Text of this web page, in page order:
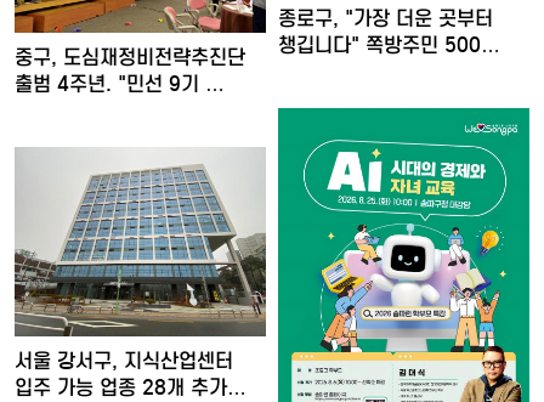
종로구, "가장 더운 곳부터
챙깁니다" 쪽방주민 500…
중구, 도심재정비전략추진단
출범 4주년. "민선 9기 …
서울 강서구, 지식산업센터
입주 가능 업종 28개 추가…